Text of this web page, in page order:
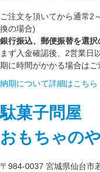
ご注文を頂いてから通常2
換の場合)
銀行振込、郵便振替を選択
まず入金確認後、2営業日
期に時間がかかる場合は
納期について詳細はこちら
駄菓子問屋
おもちゃの
〒984-0037 宮城県仙台市